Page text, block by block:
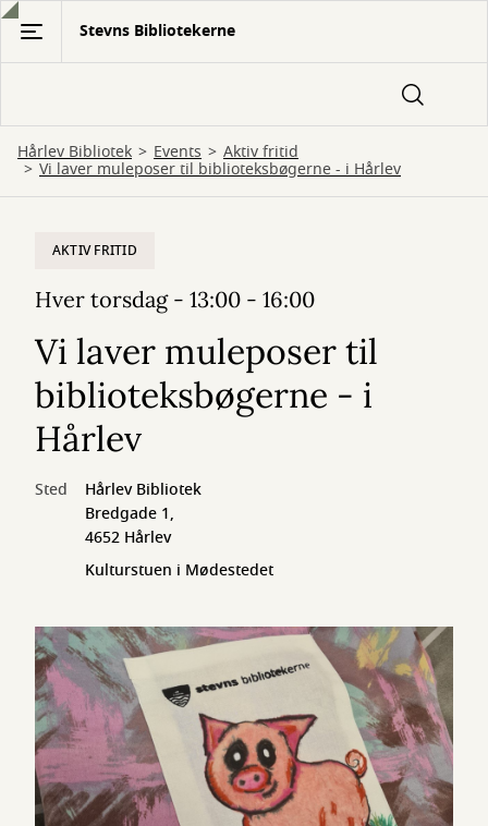
Gå
hovedindhold
Stevns Bibliotekerne
Hårlev Bibliotek Events Aktiv fritid
Vi laver muleposer til biblioteksbøgerne - i Hårlev
AKTIV FRITID
Hver torsdag - 13:00 - 16:00
Vi laver muleposer til
biblioteksbøgerne - i
Hårlev
Sted
Hårlev Bibliotek
Bredgade 1,
4652 Hårlev
Kulturstuen i Mødestedet